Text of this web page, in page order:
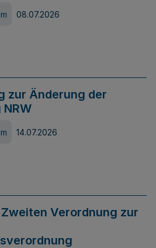
08.07.2026
zur Änderung der
14.07.2026
Verordnung zur